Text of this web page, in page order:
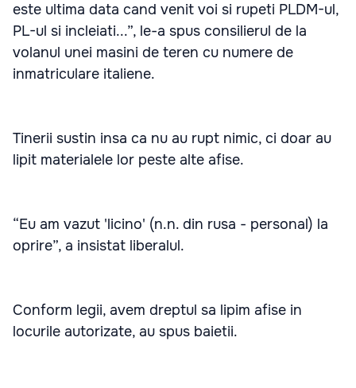
este ultima data cand venit voi si rupeti PLDM-ul,
PL-ul si incleiati...”, le-a spus consilierul de la
volanul unei masini de teren cu numere de
inmatriculare italiene.
Tinerii sustin insa ca nu au rupt nimic, ci doar au
lipit materialele lor peste alte afise.
“Eu am vazut 'licino' (n.n. din rusa - personal) la
oprire”, a insistat liberalul.
Conform legii, avem dreptul sa lipim afise in
locurile autorizate, au spus baietii.